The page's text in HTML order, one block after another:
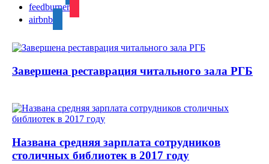
feedburner
airbnb
Завершена реставрация читального зала РГБ
Названа средняя зарплата сотрудников
столичных библиотек в 2017 году